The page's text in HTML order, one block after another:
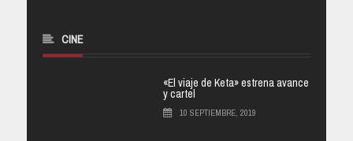
CINE
«El viaje de Keta» estrena avance
y cartel
10 SEPTIEMBRE, 2019